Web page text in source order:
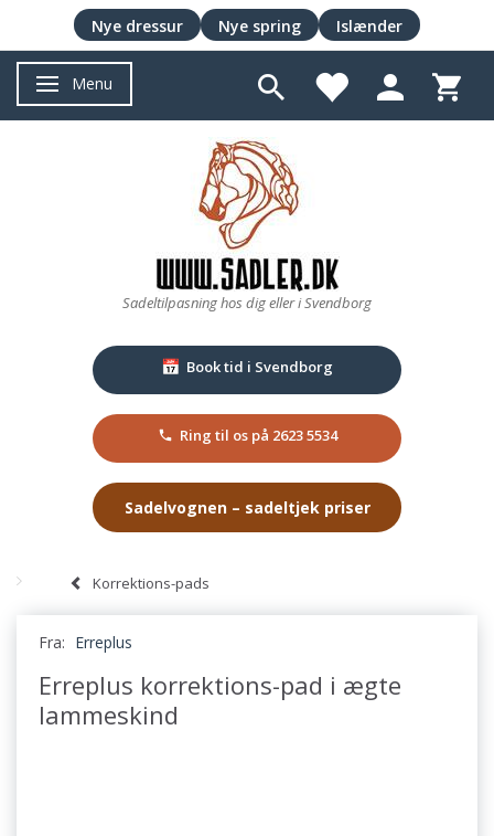
Skifte navigation
Menu
Sadeltilpasning hos dig eller i Svendborg
📅 Book tid i Svendborg
Ring til os på 2623 5534
Sadelvognen – sadeltjek priser
Korrektions-pads
Fra: Erreplus
Erreplus korrektions-pad i ægte
lammeskind
Nye dressur Nye spring Islænder